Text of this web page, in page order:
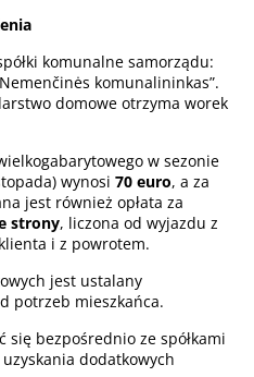
komunalne samorządu:
komunalininkas”.
domowe otrzyma worek
w sezonie
wynosi 70 euro, a za
jest również opłata za
strony, liczona od wyjazdu z
i z powrotem.
jest ustalany
potrzeb mieszkańca.
się bezpośrednio ze spółkami
dodatkowych